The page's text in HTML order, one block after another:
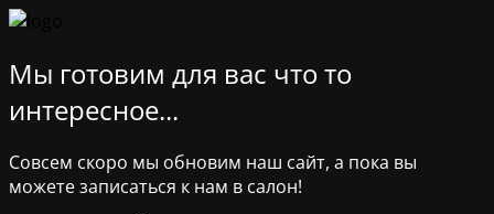
Мы готовим для вас что то
интересное...
Совсем скоро мы обновим наш сайт, а пока вы
можете записаться к нам в салон!